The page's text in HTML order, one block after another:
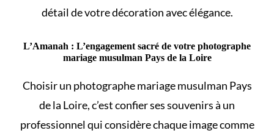
détail de votre décoration avec élégance.
L’Amanah : L’engagement sacré de votre photographe
mariage musulman Pays de la Loire
Choisir un photographe mariage musulman Pays
de la Loire, c’est confier ses souvenirs à un
professionnel qui considère chaque image comme